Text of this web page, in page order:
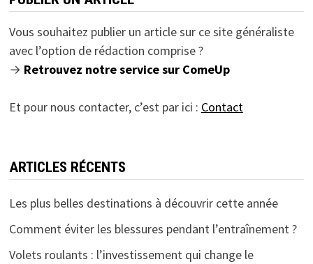
Vous souhaitez publier un article sur ce site généraliste
avec l’option de rédaction comprise ?
→ Retrouvez notre service sur ComeUp
Et pour nous contacter, c’est par ici : Contact
ARTICLES RÉCENTS
Les plus belles destinations à découvrir cette année
Comment éviter les blessures pendant l’entraînement ?
Volets roulants : l’investissement qui change le